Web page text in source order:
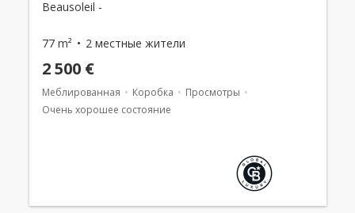
Beausoleil -
77 m² 2 местные жители
2 500 €
Меблированная Коробка
Просмотры
Очень хорошее состояние